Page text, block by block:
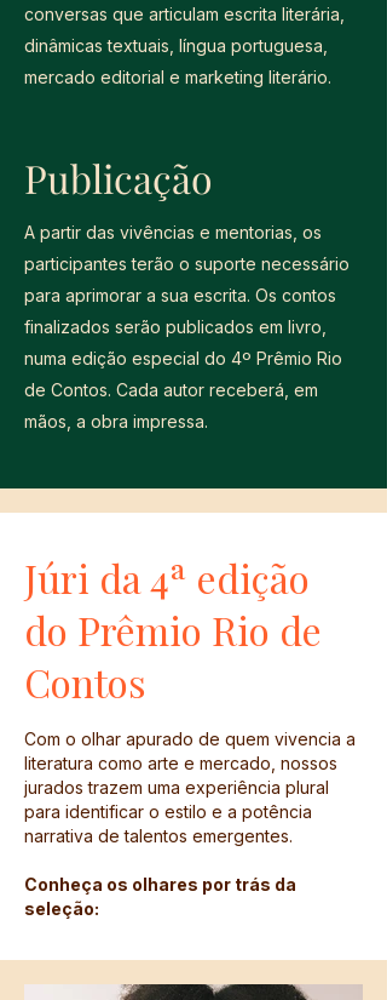
conversas que articulam escrita literária,
dinâmicas textuais, língua portuguesa,
mercado editorial e marketing literário.
Publicação
A partir das vivências e mentorias, os
participantes terão o suporte necessário
para aprimorar a sua escrita. Os contos
finalizados serão publicados em livro,
numa edição especial do 4º Prêmio Rio
de Contos. Cada autor receberá, em
mãos, a obra impressa.
Júri da 4ª edição
do Prêmio Rio de
Contos
Com o olhar apurado de quem vivencia a
literatura como arte e mercado, nossos
jurados trazem uma experiência plural
para identificar o estilo e a potência
narrativa de talentos emergentes.
Conheça os olhares por trás da
seleção: